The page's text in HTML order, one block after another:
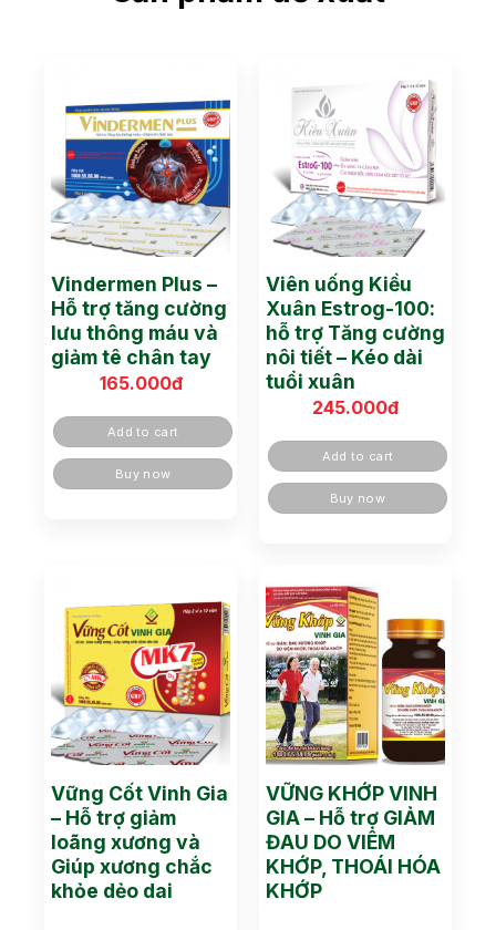
Vindermen Plus –
Hỗ trợ tăng cường
lưu thông máu và
giảm tê chân tay
165.000đ
Add to cart
Buy now
Viên uống Kiều
Xuân Estrog-100:
hỗ trợ Tăng cường
nôi tiết – Kéo dài
tuổi xuân
245.000đ
Add to cart
Buy now
Vững Cốt Vinh Gia
– Hỗ trợ giảm
loãng xương và
Giúp xương chắc
khỏe dẻo dai
VỮNG KHỚP VINH
GIA – Hỗ trợ GIẢM
ĐAU DO VIÊM
KHỚP, THOÁI HÓA
KHỚP